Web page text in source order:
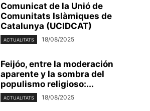
Comunicat de la Unió de
Comunitats Islàmiques de
Catalunya (UCIDCAT)
ACTUALITATS 18/08/2025
Feijóo, entre la moderación
aparente y la sombra del
populismo religioso:...
ACTUALITATS 18/08/2025